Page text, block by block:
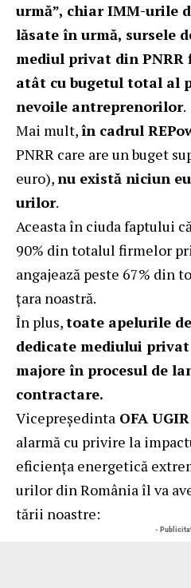
urmă”, chiar IMM-urile
lăsate în urmă, sursele
mediul privat din
atât cu bugetul total al
nevoile antreprenorilor.
Mai mult,în cadrul
PNRR care are un buget
euro),nu există niciun
urilor.
Aceasta în ciuda faptului
90% din totalul firmelor
angajează peste 67% din
țara noastră.
În plus,toate apelurile
dedicate mediului
majore în procesul de
contractare.
Vicepreședinta OFA UGIR
alarmă cu privire la
eficiența energetică
urilor din România îl va
tării noastre:
-